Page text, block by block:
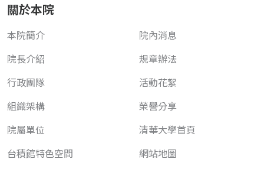
關於本院
本院簡介
院長介紹
行政團隊
組織架構
院屬單位
台積館特色空間
院內消息
規章辦法
活動花絮
榮譽分享
清華大學首頁
網站地圖